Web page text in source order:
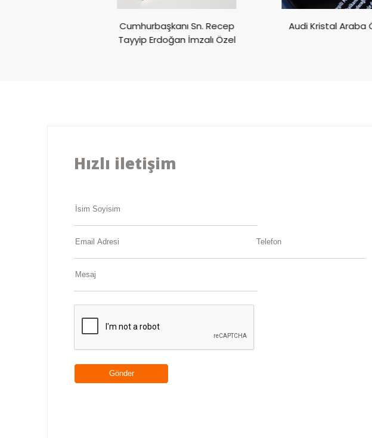
Cumhurbaşkanı Sn. Recep
Tayyip Erdoğan İmzalı Özel
Audi Kristal Araba Ödülü
Hızlı iletişim